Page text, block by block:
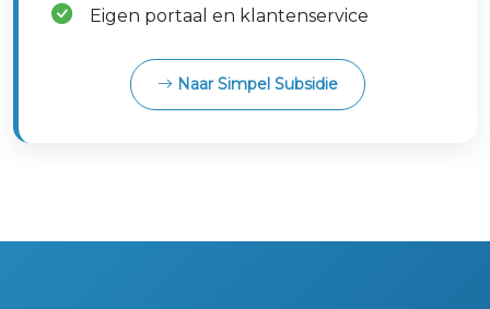
Eigen portaal en klantenservice
Naar Simpel Subsidie